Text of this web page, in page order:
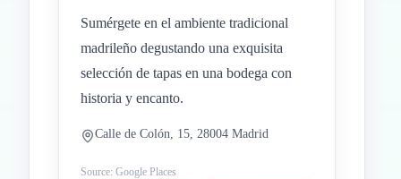
Sumérgete en el ambiente tradicional
madrileño degustando una exquisita
selección de tapas en una bodega con
historia y encanto.
Calle de Colón, 15, 28004 Madrid
Source: Google Places